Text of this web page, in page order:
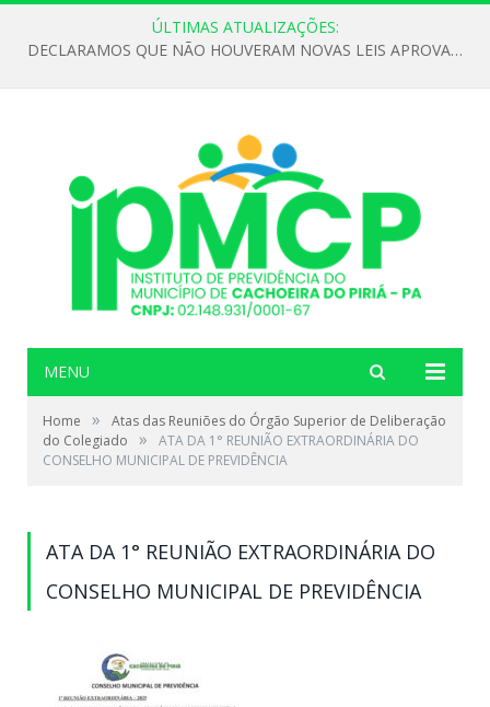
ÚLTIMAS ATUALIZAÇÕES:
DECLARAMOS QUE NÃO HOUVERAM NOVAS LEIS APROVADAS ATÉ O MOMENTO PARA O INSTITUTO DE PREVIDÊNCIA NO ANO DE 2026
MENU
Home »
Atas das Reuniões do Órgão Superior de Deliberação
do Colegiado
»
ATA DA 1° REUNIÃO EXTRAORDINÁRIA DO
CONSELHO MUNICIPAL DE PREVIDÊNCIA
ATA DA 1° REUNIÃO EXTRAORDINÁRIA DO
CONSELHO MUNICIPAL DE PREVIDÊNCIA